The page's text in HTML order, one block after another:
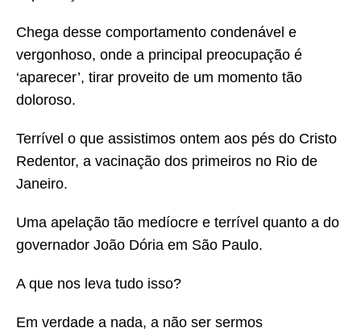
Chega desse comportamento condenável e
vergonhoso, onde a principal preocupação é
‘aparecer’, tirar proveito de um momento tão
doloroso.
Terrível o que assistimos ontem aos pés do Cristo
Redentor, a vacinação dos primeiros no Rio de
Janeiro.
Uma apelação tão medíocre e terrível quanto a do
governador João Dória em São Paulo.
A que nos leva tudo isso?
Em verdade a nada, a não ser sermos